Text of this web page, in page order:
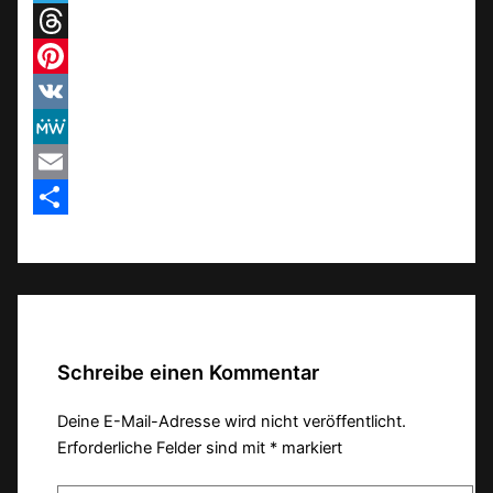
Telegram
Threads
Pinterest
VK
MeWe
Email
Schreibe einen Kommentar
Deine E-Mail-Adresse wird nicht veröffentlicht.
Erforderliche Felder sind mit * markiert